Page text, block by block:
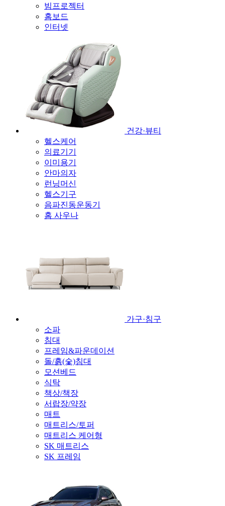
빔프로젝터
홈보드
인터넷
건강·뷰티
헬스케어
의료기기
이미용기
안마의자
런닝머신
헬스기구
음파진동운동기
홈 사우나
가구·침구
소파
침대
프레임&파운데이션
돌/흙(숯)침대
모션베드
식탁
책상/책장
서랍장/약장
매트
매트리스/토퍼
매트리스 케어형
SK 매트리스
SK 프레임